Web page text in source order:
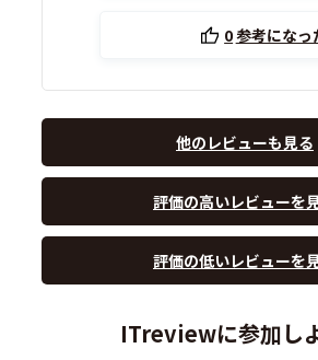
0参考になっ
他のレビューも見る
評価の高いレビューを
評価の低いレビューを
ITreviewに参加し